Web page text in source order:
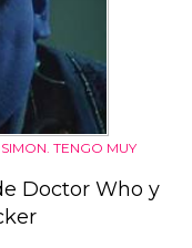
TENGO MUY
Doctor Who y